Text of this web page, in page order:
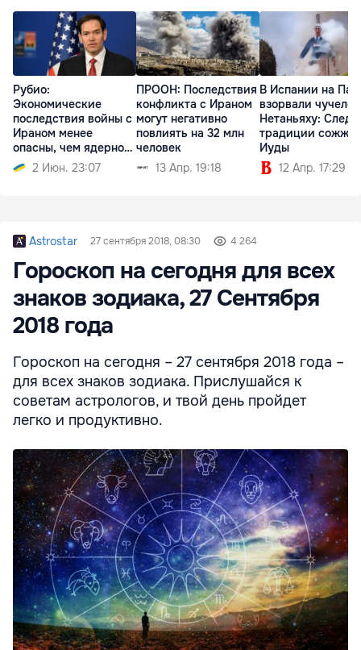
Рубио:
Экономические
последствия войны с
Ираном менее
опасны, чем ядерное
оружие
2 Июн. 23:07
ПРООН: Последствия
конфликта с Ираном
могут негативно
повлиять на 32 млн
человек
13 Апр. 19:18
В Испании на
взорвали чучело
Нетаньяху:
традиции
Иуды
12 Апр. 17:29
Astrostar 27 сентября 2018, 08:30 4 264
Гороскоп на сегодня для всех
знаков зодиака, 27 Сентября
2018 года
Гороскоп на сегодня – 27 сентября 2018 года –
для всех знаков зодиака. Прислушайся к
советам астрологов, и твой день пройдет
легко и продуктивно.